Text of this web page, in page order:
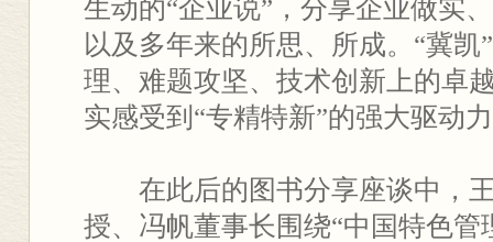
生动的“企业说”，分享企业做实
以及多年来的所思、所成。“冀
理、难题攻坚、技术创新上的卓
实感受到“专精特新”的强大驱动
在此后的图书分享座谈中，
授、冯帆董事长围绕“中国特色